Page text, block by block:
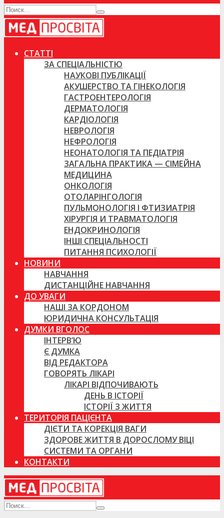
СТАТТІ
ЗА СПЕЦІАЛЬНІСТЮ
НАУКОВІ ПУБЛІКАЦІЇ
АКУШЕРСТВО ТА ГІНЕКОЛОГІЯ
ГАСТРОЕНТЕРОЛОГІЯ
ДЕРМАТОЛОГІЯ
КАРДІОЛОГІЯ
НЕВРОЛОГІЯ
НЕФРОЛОГІЯ
НЕОНАТОЛОГІЯ ТА ПЕДІАТРІЯ
ЗАГАЛЬНА ПРАКТИКА — СІМЕЙНА
МЕДИЦИНА
ОНКОЛОГІЯ
ОТОЛАРІНГОЛОГІЯ
ПУЛЬМОНОЛОГІЯ І ФТИЗИАТРІЯ
ХІРУРГІЯ И ТРАВМАТОЛОГІЯ
ЕНДОКРИНОЛОГІЯ
ІНШІ СПЕЦІАЛЬНОСТІ
ПИТАННЯ ПСИХОЛОГІЇ
НОВИНИ
НАВЧАННЯ
ДИСТАНЦІЙНЕ НАВЧАННЯ
ДО УВАГИ
НАШІ ЗА КОРДОНОМ
ЮРИДИЧНА КОНСУЛЬТАЦІЯ
ДУМКИ ВГОЛОС
ІНТЕРВ’Ю
Є ДУМКА
ВІД РЕДАКТОРА
ГОВОРЯТЬ ЛІКАРІ
ЛІКАРІ ВІДПОЧИВАЮТЬ
ДЕНЬ В ІСТОРІЇ
ІСТОРІЇ З ЖИТТЯ
ТЕРИТОРІЯ ПАЦІЄНТА
ДІЄТИ ТА КОРЕКЦІЯ ВАГИ
ЗДОРОВЕ ЖИТТЯ В ДОРОСЛОМУ ВІЦІ
СИСТЕМИ ТА ОРГАНИ
КОНТАКТИ